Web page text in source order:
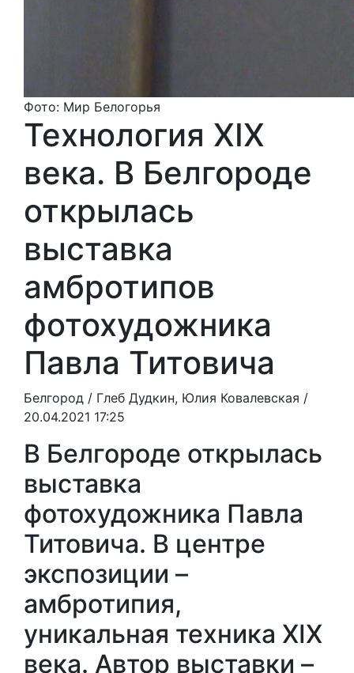
Фото: Мир Белогорья
Технология XIX
века. В Белгороде
открылась
выставка
амбротипов
фотохудожника
Павла Титовича
Белгород / Глеб Дудкин, Юлия Ковалевская /
20.04.2021 17:25
В Белгороде открылась
выставка
фотохудожника Павла
Титовича. В центре
экспозиции –
амбротипия,
уникальная техника XIX
века. Автор выставки –